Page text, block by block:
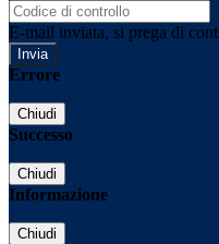
E-mail inviata, si prega di
Errore
Chiudi
Successo
Chiudi
Informazione
Chiudi